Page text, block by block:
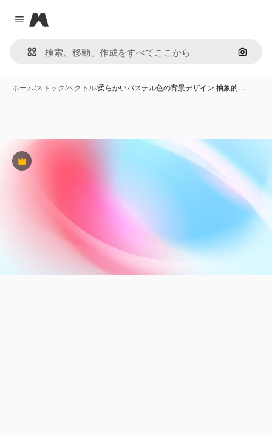
Close menu
Magnific
画像で
ホーム/ストック/ベクトル/柔らかいパステル色の背景デザイン 抽象的…
Premium